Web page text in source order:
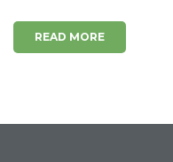
READ MORE